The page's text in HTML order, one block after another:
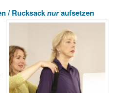
/ Rucksacknuraufsetzen